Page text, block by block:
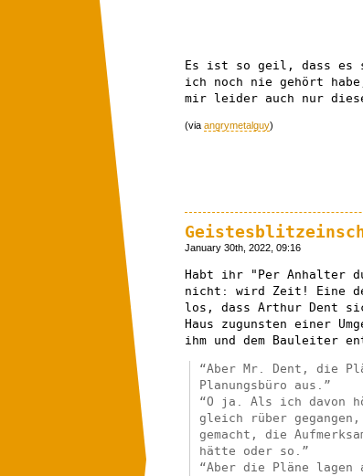
Es ist so geil, dass es
ich noch nie gehört
mir leider auch nur
(via angrymetalguy)
January 30th, 2022, 09:16
Habt ihr "Per Anhalter
nicht: wird Zeit! Eine
los, dass Arthur Dent
Haus zugunsten einer
ihm und dem Bauleiter
“Aber Mr. Dent, die
Planungsbüro aus.”
“O ja. Als ich davon
gleich rüber
gemacht, die
hätte oder so.”
“Aber die Pläne lagen